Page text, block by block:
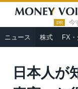
PR 今
ニュース 株式 FX
HOME » ニュース
なプランで大損し
日本人が